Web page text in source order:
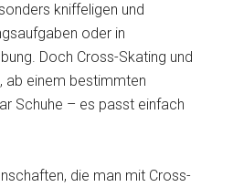
kniffeligen und
oder in
Doch Cross-Skating und
ab einem bestimmten
Schuhe – es passt einfach
die man mit Cross-